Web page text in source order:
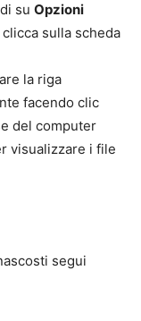
su Opzioni
sulla scheda
la riga
facendo clic
del computer
visualizzare i file
segui